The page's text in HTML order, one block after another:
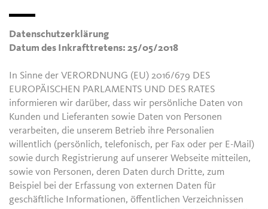
Datenschutzerklärung
Datum des Inkrafttretens: 25/05/2018
In Sinne der VERORDNUNG (EU) 2016/679 DES
EUROPÄISCHEN PARLAMENTS UND DES RATES
informieren wir darüber, dass wir persönliche Daten von
Kunden und Lieferanten sowie Daten von Personen
verarbeiten, die unserem Betrieb ihre Personalien
willentlich (persönlich, telefonisch, per Fax oder per E-Mail)
sowie durch Registrierung auf unserer Webseite mitteilen,
sowie von Personen, deren Daten durch Dritte, zum
Beispiel bei der Erfassung von externen Daten für
geschäftliche Informationen, öffentlichen Verzeichnissen